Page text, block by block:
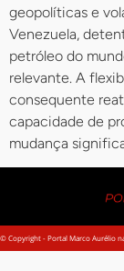
geopolíticas e
Venezuela,
petróleo do
relevante. A
consequente
capacidade de
mudança
© Copyright - Portal Marco Aurélio